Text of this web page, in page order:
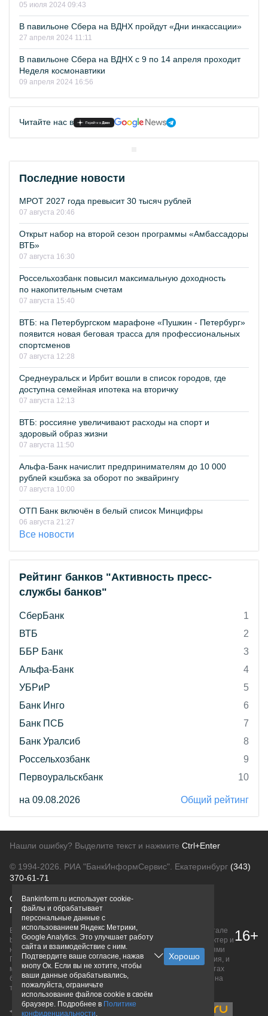
05 июля 2024 09:43
В павильоне Сбера на ВДНХ пройдут «Дни инкассации»
27 апреля 2024 11:11
В павильоне Сбера на ВДНХ с 9 по 14 апреля проходит
Неделя космонавтики
09 апреля 2024 16:56
Читайте нас в
Последние новости
МРОТ 2027 года превысит 30 тысяч рублей
07 августа 20:46
Открыт набор на второй сезон программы «Амбассадоры
ВТБ»
07 августа 16:30
Россельхозбанк повысил максимальную доходность
по накопительным счетам
07 августа 15:40
ВТБ: на Петербургском марафоне «Пушкин - Петербург»
появится новая беговая трасса для профессиональных
спортсменов
07 августа 12:28
Среднеуральск и Ирбит вошли в список городов, где
доступна семейная ипотека на вторичку
07 августа 12:13
ВТБ: россияне увеличивают расходы на спорт и
здоровый образ жизни
07 августа 11:50
Альфа-Банк начислит предпринимателям до 10 000
рублей кэшбэка за оборот по эквайрингу
07 августа 10:00
ОТП Банк включён в белый список Минцифры
06 августа 21:27
Все новости
Рейтинг банков "Активность пресс-
службы банков"
СберБанк
1
ВТБ
2
ББР Банк
3
Альфа-Банк
4
УБРиР
5
Банк Инго
6
Банк ПСБ
7
Банк Уралсиб
8
Россельхозбанк
9
Первоуральскбанк
10
на 09.08.2026 Общий рейтинг
Нашли ошибку? Выделите текст и нажмите Ctrl+Enter
© 1994-2026. РИА "БанкИнформСервис". Екатеринбург (343)
370-61-71
О проектеПолитика конфиденциальности
Правовая информацияДля рекламодателей
Вся информация о продуктах банков, размещенная на портале
bankinform.ru, носит исключительно ознакомительный характер и
не является публичной офертой, определяемой положениями
ГК РФ. Информация не содержит точного и полного описания, и
может быть изменена. Конечные условия уточняйте на сайтах
банков или при личном обращении. Исключительное право на
товарные знаки принадлежит их правообладателям.
16+
Bankinform.ru использует cookie-
файлы и обрабатывает
персональные данные с
использованием Яндекс Метрики,
Google Analytics. Это улучшает работу
сайта и взаимодействие с ним.
Подтвердите ваше согласие, нажав
кнопу Ок. Если вы не хотите, чтобы
ваши данные обрабатывались,
пожалуйста, ограничьте
использование файлов cookie в своём
браузере. Подробнее в Политике
конфиденциальности.